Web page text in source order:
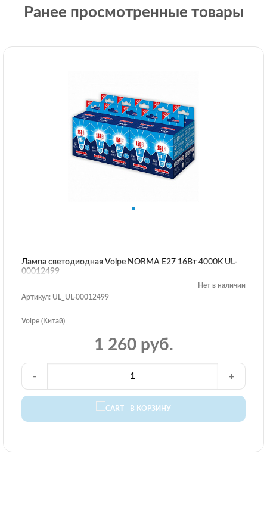
Ранее просмотренные товары
Лампа светодиодная Volpe NORMA E27 16Вт 4000K UL-
00012499
Нет в наличии
Артикул: UL_UL-00012499
Volpe (Китай)
1 260 руб.
В КОРЗИНУ
- +